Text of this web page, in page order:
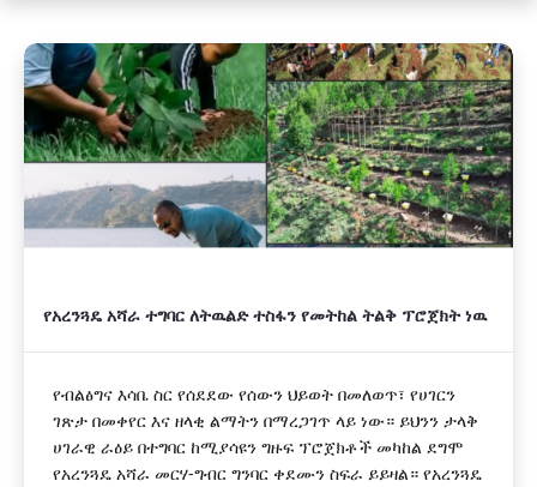
አዲስ
የአረንጓዴ አሻራ ተግባር ለትዉልድ ተስፋን የመትከል ትልቅ ፕሮጀክት ነዉ
የብልፅግና እሳቤ ስር የሰደደው የሰውን ህይወት በመለወጥ፣ የሀገርን
ገጽታ በመቀየር እና ዘላቂ ልማትን በማረጋገጥ ላይ ነው። ይህንን ታላቅ
ሀገራዊ ራዕይ በተግባር ከሚያሳዩን ግዙፍ ፕሮጀክቶች መካከል ደግሞ
የአረንጓዴ አሻራ መርሃ-ግብር ግንባር ቀደሙን ስፍራ ይይዛል። የአረንጓዴ